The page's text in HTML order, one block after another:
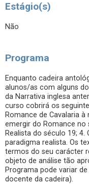
Estágio(s)
Não
Programa
Enquanto cadeira
alunos/as com alguns
da Narrativa inglesa
curso cobrirá os
Romance de Cavalaria
emergir do Romance no
Realista do século 19;
paradigma realista. Os
termos do seu carácter
objeto de análise tão
Programa pode variar
docente da cadeira).